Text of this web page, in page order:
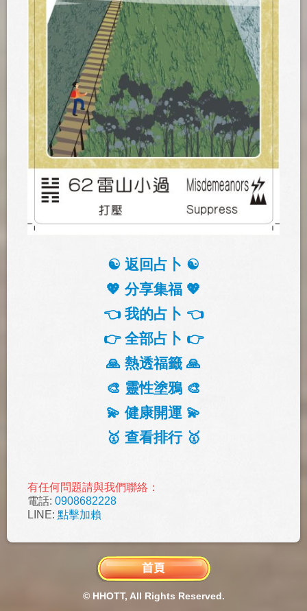
☯️ 返回占卜 ☯️
💖 分享集福 💖
👈 我的占卜 👈
👉 全部占卜 👉
🙏 熱透福籤 🙏
🎨 靈性塗鴉 🎨
💫 健康開運 💫
🥇 查看排行 🥇
有任何問題請與我們聯絡：
電話: 0908682228
LINE: 點擊加賴
© HHOTT, All Rights Reserved.